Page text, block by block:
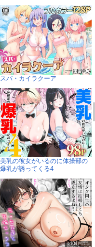
スパ・カイラクーア
美乳の彼女がいるのに体操部の
爆乳が誘ってくる4